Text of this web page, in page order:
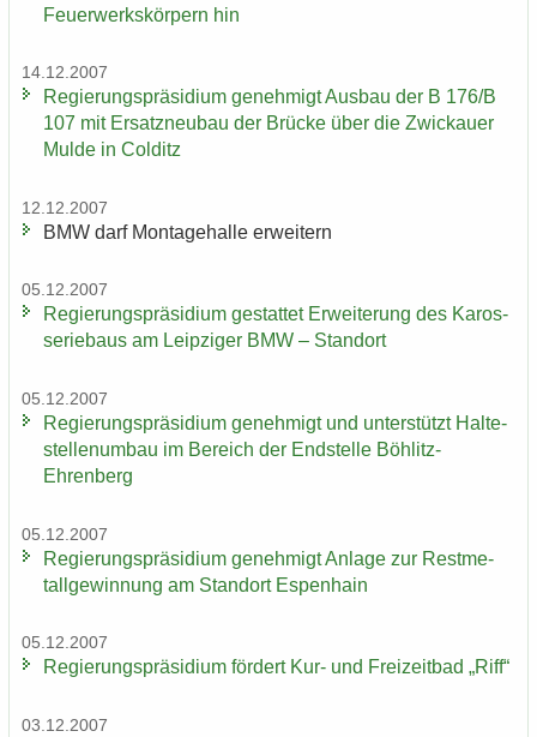
Feu­er­werks­kör­pern hin
14.12.2007
Re­gie­rungs­prä­si­di­um ge­neh­migt Aus­bau der B 176/B
107 mit Er­satz­neu­bau der Brü­cke über die Zwi­ckau­er
Mulde in Col­ditz
12.12.2007
BMW darf Mon­ta­ge­hal­le er­wei­tern
05.12.2007
Re­gie­rungs­prä­si­di­um ge­stat­tet Er­wei­te­rung des Ka­ros­
se­rie­baus am Leip­zi­ger BMW – Stand­ort
05.12.2007
Re­gie­rungs­prä­si­di­um ge­neh­migt und un­ter­stützt Hal­te­
stel­len­um­bau im Be­reich der End­stel­le Böhlitz-​
Ehrenberg
05.12.2007
Re­gie­rungs­prä­si­di­um ge­neh­migt An­la­ge zur Rest­me­
tall­ge­win­nung am Stand­ort Es­pen­hain
05.12.2007
Re­gie­rungs­prä­si­di­um för­dert Kur- und Frei­zeit­bad „Riff“
03.12.2007